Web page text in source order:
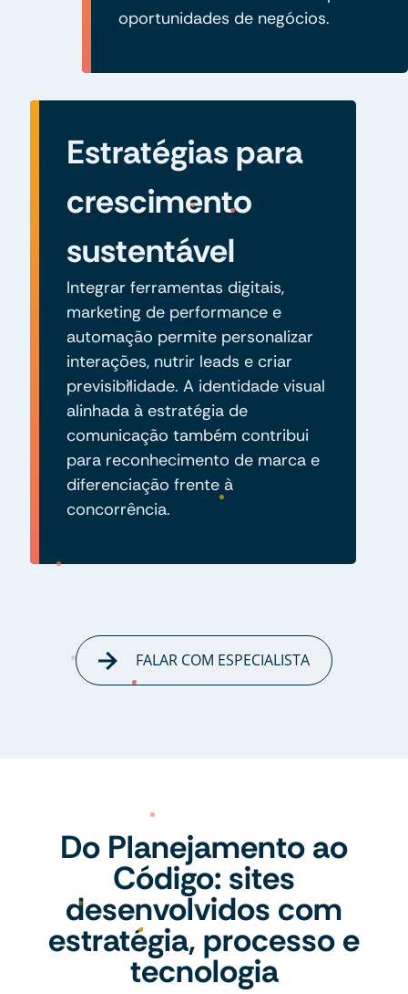
oportunidades de negócios.
Estratégias para
crescimento
sustentável
Integrar ferramentas digitais,
marketing de performance e
automação permite personalizar
interações, nutrir leads e criar
previsibilidade. A identidade visual
alinhada à estratégia de
comunicação também contribui
para reconhecimento de marca e
diferenciação frente à
concorrência.
FALAR COM ESPECIALISTA
Do Planejamento ao
Código: sites
desenvolvidos com
estratégia, processo e
tecnologia